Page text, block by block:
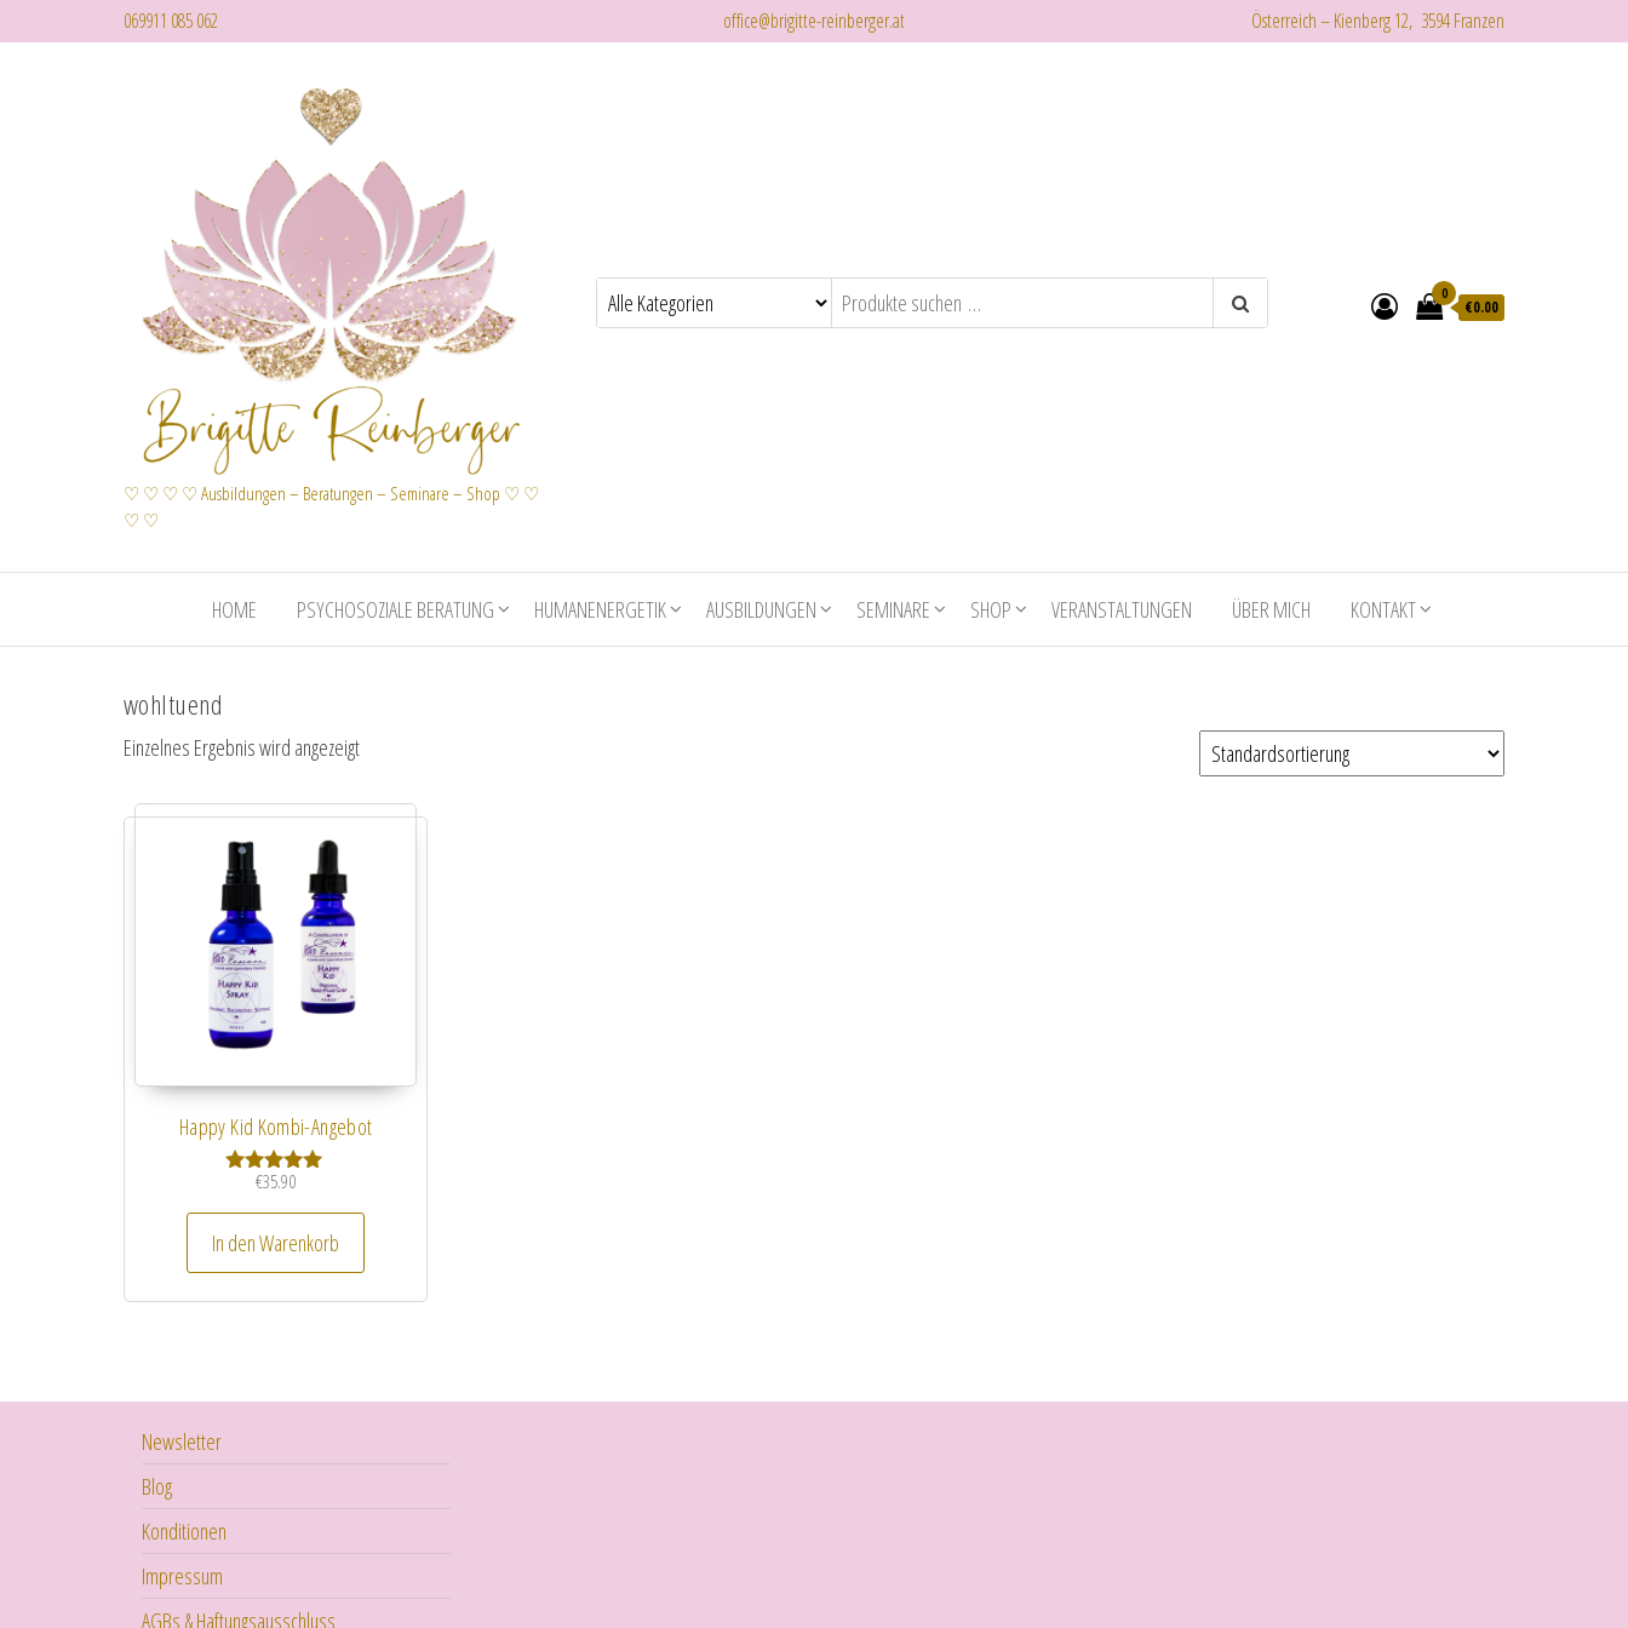
069911 085 062 office@brigitte-reinberger.at Österreich – Kienberg 12, 3594 Franzen
♡ ♡ ♡ ♡ Ausbildungen – Beratungen – Seminare – Shop ♡ ♡
♡ ♡
0
€0.00
HOME PSYCHOSOZIALE BERATUNG HUMANENERGETIK AUSBILDUNGEN SEMINARE SHOP VERANSTALTUNGEN ÜBER MICH KONTAKT
wohltuend
Einzelnes Ergebnis wird angezeigt
Happy Kid Kombi-Angebot
Bewertet mit
€35.90
In den Warenkorb
Newsletter
Blog
Konditionen
Impressum
AGBs & Haftungsausschluss